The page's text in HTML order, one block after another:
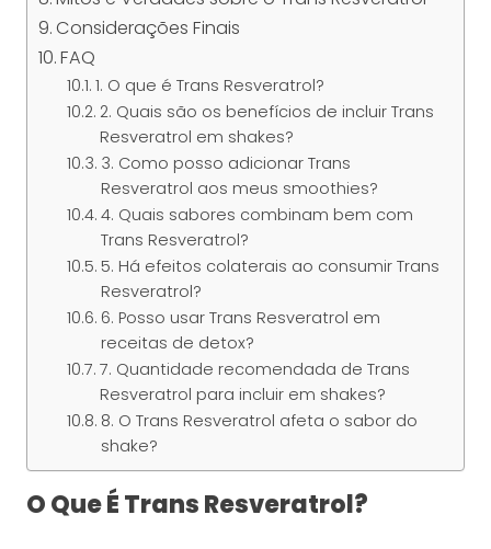
Considerações Finais
FAQ
1. O que é Trans Resveratrol?
2. Quais são os benefícios de incluir Trans
Resveratrol em shakes?
3. Como posso adicionar Trans
Resveratrol aos meus smoothies?
4. Quais sabores combinam bem com
Trans Resveratrol?
5. Há efeitos colaterais ao consumir Trans
Resveratrol?
6. Posso usar Trans Resveratrol em
receitas de detox?
7. Quantidade recomendada de Trans
Resveratrol para incluir em shakes?
8. O Trans Resveratrol afeta o sabor do
shake?
O Que É Trans Resveratrol?